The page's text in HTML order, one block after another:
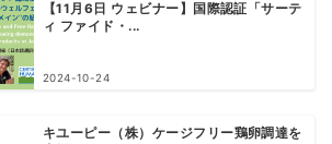
【11月6日 ウェビナー】国際認証「サーテ
ィ ファイド・...
2024-10-24
キユーピー（株）ケージフリー鶏卵調達を